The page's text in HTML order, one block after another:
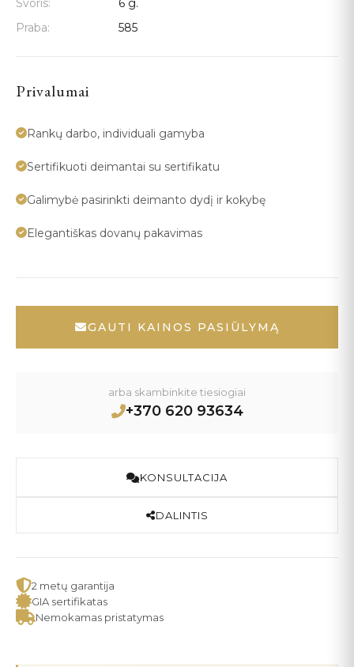
Svoris:
6 g.
Praba:
585
Privalumai
Rankų darbo, individuali gamyba
Sertifikuoti deimantai su sertifikatu
Galimybė pasirinkti deimanto dydį ir kokybę
Elegantiškas dovanų pakavimas
GAUTI KAINOS PASIŪLYMĄ
arba skambinkite tiesiogiai
+370 620 93634
KONSULTACIJA
DALINTIS
2 metų garantija
GIA sertifikatas
Nemokamas pristatymas